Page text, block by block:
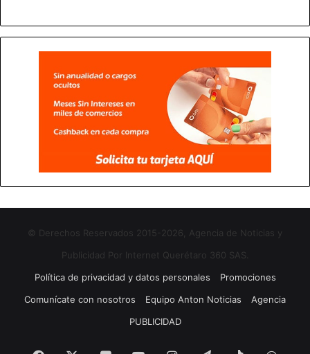
© Derechos Reservados 2015-2026, Agencia de Noticias y
Publicidad Por Internet Querétaro 360 SAS.
Política de privacidad y datos personales
Promociones
Comunícate con nosotros
Equipo Anton Noticias
Agencia
PUBLICIDAD